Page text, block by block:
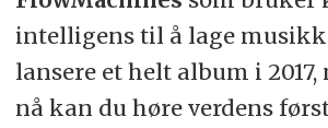
intelligens til å lage
lansere et helt album i
nå kan du høre verdens